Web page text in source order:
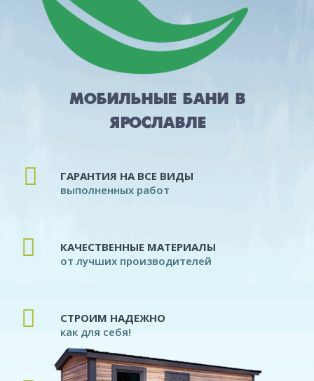
МОБИЛЬНЫЕ БАНИ В
ЯРОСЛАВЛЕ
ГАРАНТИЯ НА ВСЕ ВИДЫ
выполненных работ
КАЧЕСТВЕННЫЕ МАТЕРИАЛЫ
от лучших производителей
СТРОИМ НАДЕЖНО
как для себя!